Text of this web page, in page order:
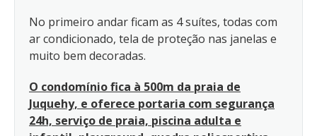
No primeiro andar ficam as 4 suítes, todas com
ar condicionado, tela de proteção nas janelas e
muito bem decoradas.
O condomínio fica à 500m da praia de
Juquehy, e oferece portaria com segurança
24h, serviço de praia, piscina adulta e